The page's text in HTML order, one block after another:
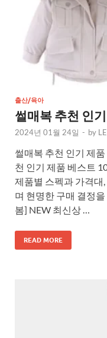
출산/육아
썰매복 추천 인
2024년 01월 24일 - by
썰매복 추천 인기 제
천 인기 제품 베스트
제품별 스펙과 가격대
며 현명한 구매 결정
봄] NEW 최신상 …
READ MORE